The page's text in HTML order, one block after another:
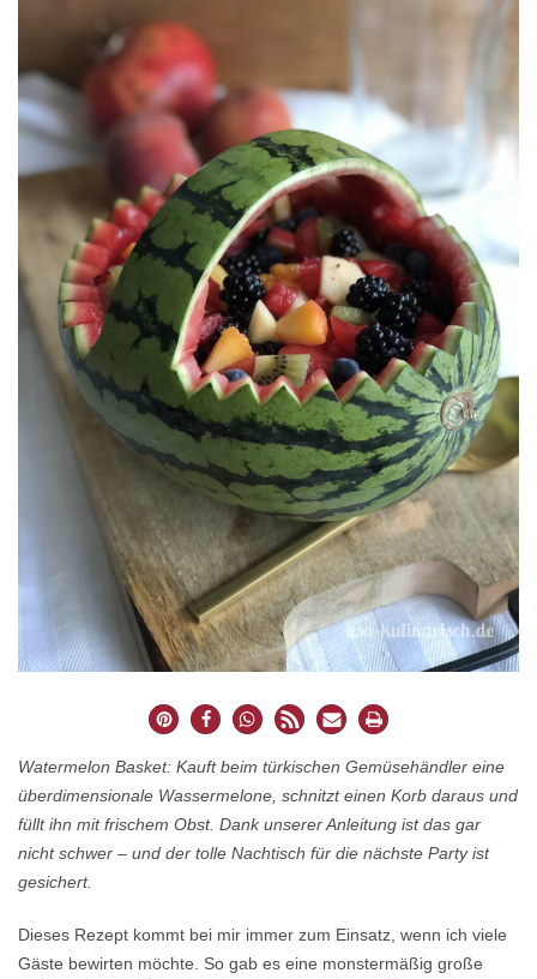
Watermelon Basket: Kauft beim türkischen Gemüsehändler eine
überdimensionale Wassermelone, schnitzt einen Korb daraus und
füllt ihn mit frischem Obst. Dank unserer Anleitung ist das gar
nicht schwer – und der tolle Nachtisch für die nächste Party ist
gesichert.
Dieses Rezept kommt bei mir immer zum Einsatz, wenn ich viele
Gäste bewirten möchte. So gab es eine monstermäßig große